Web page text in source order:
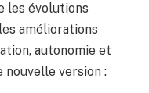
les évolutions
améliorations
autonomie et
version :